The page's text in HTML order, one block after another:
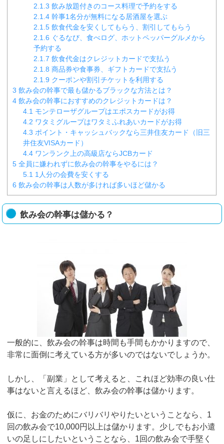
2.1.3 飲み放題付きのコース料理で予約をする
2.1.4 幹事1名分が無料になる居酒屋を選ぶ
2.1.5 飲食代金を安くしてもらう、割引してもらう
2.1.6 ぐるなび、食べログ、ホットペッパーグルメから
予約する
2.1.7 飲食代金はクレジットカードで支払う
2.1.8 商品券や食事券、ギフトカードで支払う
2.1.9 クーポンや割引チケットを利用する
3 飲み会の幹事で最も儲かるブラックな方法とは？
4 飲み会の幹事におすすめのクレジットカードは？
4.1 モンテローザグループはエポスカードがお得
4.2 ワタミグループはワタミふれあいカードがお得
4.3 ポイント・キャッシュバックなら三井住友カード（旧三
井住友VISAカード）
4.4 ワンランク上の高級店ならJCBカード
5 全員に嫌われずに飲み会の幹事をやるには？
5.1 1人分の会費を安くする
6 飲み会の幹事は人数が多ければ多いほど儲かる
飲み会の幹事は儲かる？
一般的に、飲み会の幹事は時間も手間もかかりますので、
非常に面倒に考えている方が多いのではないでしょうか。
しかし、「副業」として考えると、これほど効率の良い仕
事はないと言えるほど、飲み会の幹事は儲かります。
仮に、お金のためにバリバリやりたいということなら、1
回の飲み会で10,000円以上は儲かります。少しでもお小遣
いの足しにしたいということなら、1回の飲み会で手堅く